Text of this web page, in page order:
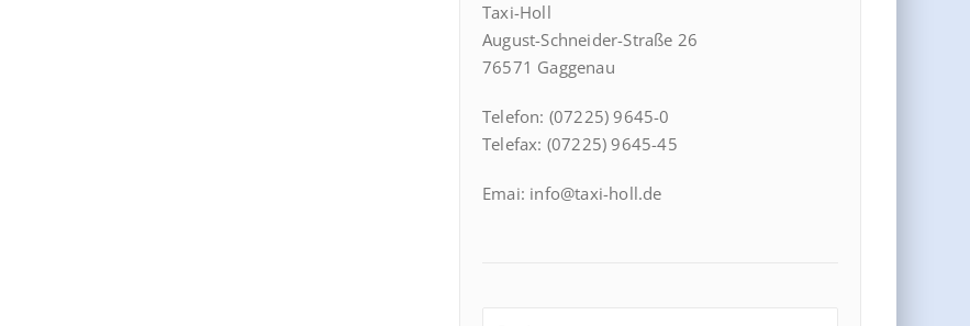
Taxi-Holl
August-Schneider-Straße 26
76571 Gaggenau
Telefon: (07225) 9645-0
Telefax: (07225) 9645-45
Emai: info@taxi-holl.de